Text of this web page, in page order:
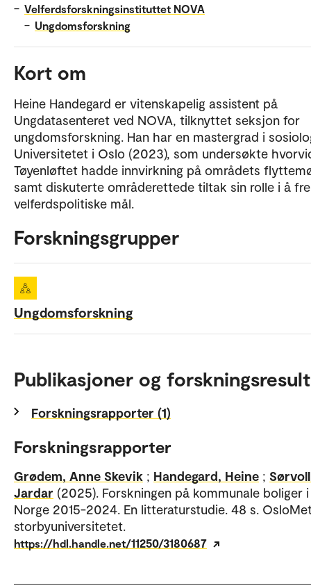
– Velferdsforskningsinstituttet NOVA
– Ungdomsforskning
Kort om
Heine Handegard er vitenskapelig assistent på
Ungdatasenteret ved NOVA, tilknyttet seksjon for
ungdomsforskning. Han har en mastergrad i
Universitetet i Oslo (2023), som undersøkte
Tøyenløftet hadde innvirkning på områdets
samt diskuterte områderettede tiltak sin rolle i å
velferdspolitiske mål.
Forskningsgrupper
Ungdomsforskning
Publikasjoner og
Forskningsrapporter (1)
Forskningsrapporter
Grødem, Anne Skevik ; Handegard, Heine ;
Jardar (2025). Forskningen på kommunale boliger i
Norge 2015-2024. En litteraturstudie. 48 s.
storbyuniversitetet.
https://hdl.handle.net/11250/3180687